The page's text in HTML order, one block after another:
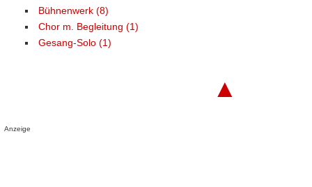
Bühnenwerk (8)
Chor m. Begleitung (1)
Gesang-Solo (1)
▲
Anzeige